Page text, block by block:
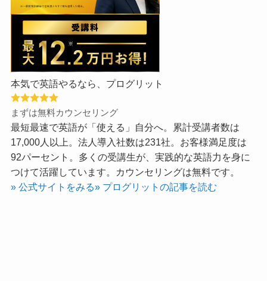
本気で英語やるなら、プログリット
まずは無料カウンセリング
最短最速で英語が「使える」自分へ。累計受講者数は
17,000人以上。法人導入社数は231社。お客様満足度は
92パーセント。多くの受講生が、実践的な英語力を身に
つけて活躍しています。カウンセリングは無料です。
» 公式サイトをみる» プログリットの記事を読む